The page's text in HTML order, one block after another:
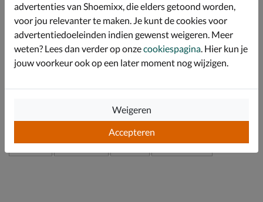
Afgewerkt met een rubberen profielzool voor betere
grip en stabiliteit.
Specificaties
Over Gabor
Dames Schoenen Boots Veterboots
advertenties van Shoemixx, die elders getoond worden,
voor jou relevanter te maken. Je kunt de cookies voor
advertentiedoeleinden indien gewenst weigeren. Meer
weten? Lees dan verder op onzecookiespagina. Hier kun je
jouw voorkeur ook op een later moment nog wijzigen.
Accepteren
Weigeren